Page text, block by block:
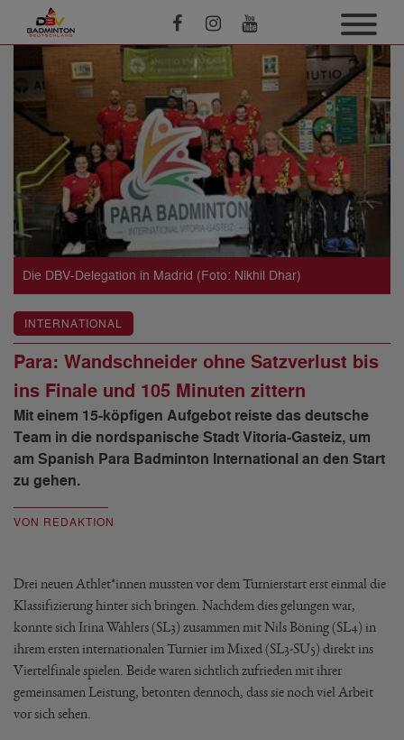
Die DBV-Delegation in Madrid (Foto: Nikhil Dhar)
INTERNATIONAL
Para: Wandschneider ohne Satzverlust bis
ins Finale und 105 Minuten zittern
Mit einem 15-köpfigen Aufgebot reiste das deutsche
Team in die nordspanische Stadt Vitoria-Gasteiz, um
am Spanish Para Badminton International an den Start
zu gehen.
VON REDAKTION
Drei neuen Athlet*innen mussten vor dem Turnierstart erst einmal die
Klassifizierung hinter sich bringen. Nachdem dies gelungen war,
konnte sich Irina Wahlers (SL3) zusammen mit Nils Böning (SL4) in
ihrem ersten internationalen Turnier im Mixed (SL3-SU5) direkt ins
Viertelfinale spielen. Beide waren sichtlich zufrieden mit ihrer
gemeinsamen Leistung, betonten dennoch, dass sie noch viel Arbeit
vor sich sehen.